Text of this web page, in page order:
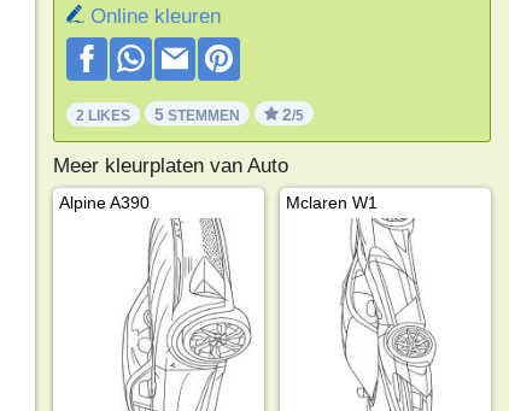
Online kleuren
2 LIKES 5STEMMEN 2/5
Meer kleurplaten van Auto
Alpine A390 Mclaren W1